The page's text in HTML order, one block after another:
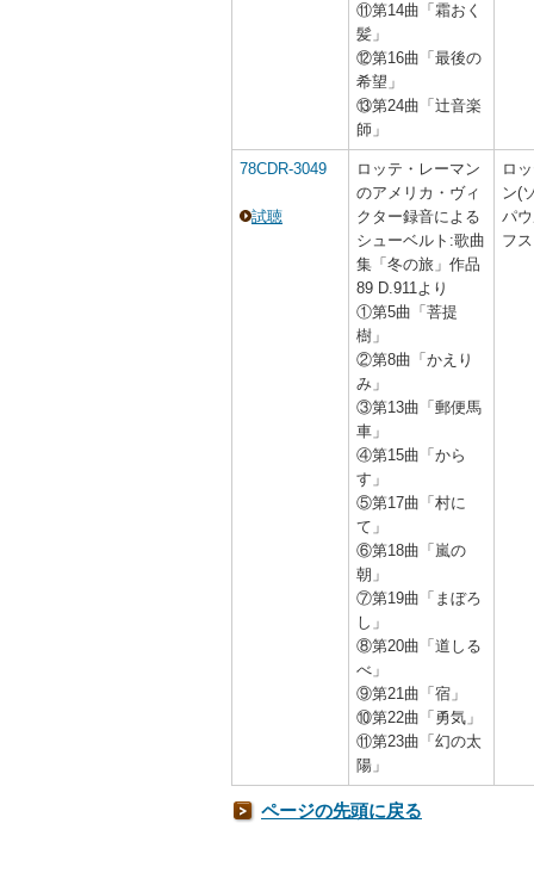
⑪第14曲「霜おく
髪」
⑫第16曲「最後の
希望」
⑬第24曲「辻音楽
師」
78CDR-3049
試聴
ロッテ・レーマン
のアメリカ・ヴィ
クター録音による
シューベルト:歌曲
集「冬の旅」作品
89 D.911より
①第5曲「菩提
樹」
②第8曲「かえり
み」
③第13曲「郵便馬
車」
④第15曲「から
す」
⑤第17曲「村に
て」
⑥第18曲「嵐の
朝」
⑦第19曲「まぼろ
し」
⑧第20曲「道しる
べ」
⑨第21曲「宿」
⑩第22曲「勇気」
⑪第23曲「幻の太
陽」
ロ
ン(
パ
フ
ページの先頭に戻る